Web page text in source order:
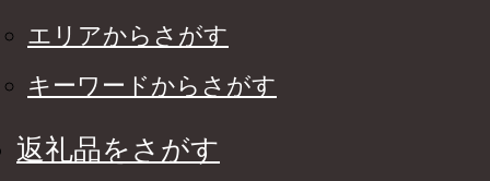
エリアからさがす
キーワードからさがす
返礼品をさがす